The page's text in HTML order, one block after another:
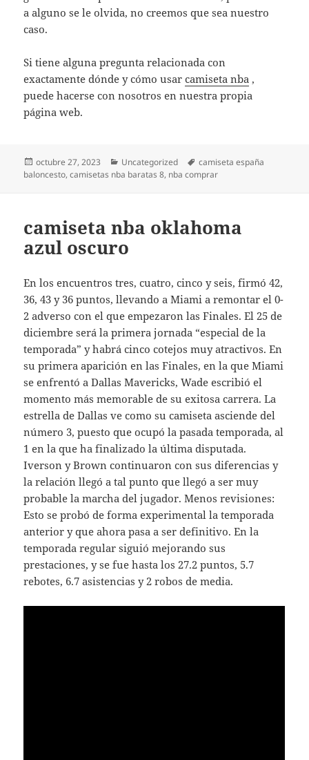
a alguno se le olvida, no creemos que sea nuestro
caso.
Si tiene alguna pregunta relacionada con
exactamente dónde y cómo usarcamiseta nba ,
puede hacerse con nosotros en nuestra propia
página web.
Publicado
el
octubre 27, 2023 Categorías
Uncategorized Etiquetas
camiseta españa
baloncesto,camisetas nba baratas 8, nba comprar
camiseta nba oklahoma
azul oscuro
En los encuentros tres, cuatro, cinco y seis, firmó 42,
36, 43 y 36 puntos, llevando a Miami a remontar el 0-
2 adverso con el que empezaron las Finales. El 25 de
diciembre será la primera jornada “especial de la
temporada” y habrá cinco cotejos muy atractivos. En
su primera aparición en las Finales, en la que Miami
se enfrentó a Dallas Mavericks, Wade escribió el
momento más memorable de su exitosa carrera. La
estrella de Dallas ve como su camiseta asciende del
número 3, puesto que ocupó la pasada temporada, al
1 en la que ha finalizado la última disputada.
Iverson y Brown continuaron con sus diferencias y
la relación llegó a tal punto que llegó a ser muy
probable la marcha del jugador. Menos revisiones:
Esto se probó de forma experimental la temporada
anterior y que ahora pasa a ser definitivo. En la
temporada regular siguió mejorando sus
prestaciones, y se fue hasta los 27.2 puntos, 5.7
rebotes, 6.7 asistencias y 2 robos de media.